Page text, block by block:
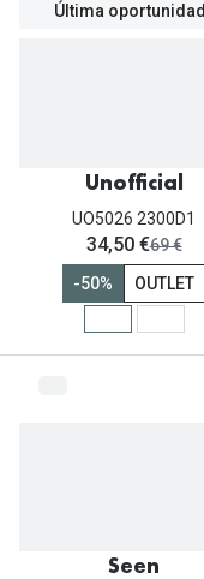
Última oportunidad
Unofficial
UO5026 2300D1
ahora:
34,50 €antes:
69 €
-50%
OUTLET
Seen